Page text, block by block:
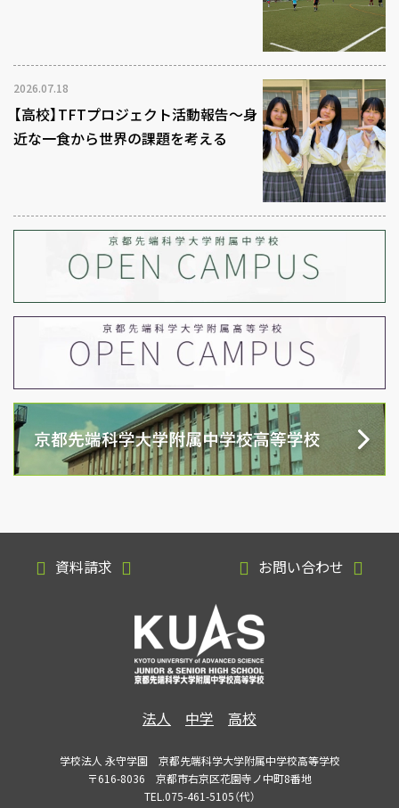
2026.07.18
【高校】TFTプロジェクト活動報告～身
近な一食から世界の課題を考える
資料請求 お問い合わせ
法人 中学 高校
学校法人 永守学園 京都先端科学大学附属中学校高等学校
〒616-8036 京都市右京区花園寺ノ中町8番地
TEL.075-461-5105（代）